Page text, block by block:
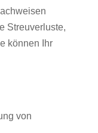
Streuverluste,
können Ihr
von